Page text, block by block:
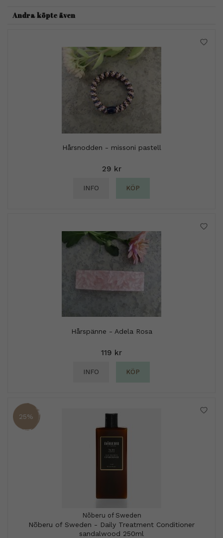
Andra köpte även
Hårsnodden - missoni pastell
29 kr
INFO KÖP
Hårspänne - Adela Rosa
119 kr
INFO KÖP
25%
Nõberu of Sweden
Nõberu of Sweden - Daily Treatment Conditioner
sandalwood 250ml